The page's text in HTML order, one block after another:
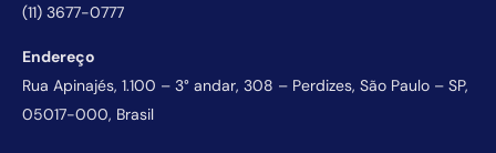
(11) 3677-0777
Endereço
Rua Apinajés, 1.100 – 3° andar, 308 – Perdizes, São Paulo – SP,
05017-000, Brasil